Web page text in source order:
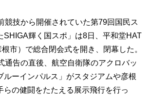
技から開催されていた第79回国民ス
SHIGA輝く国スポ」は8日、平和堂HAT
市）で総合閉会式を開き、閉幕した。
告の直後、航空自衛隊のアクロバッ
ルーインパルス」がスタジアムや彦根
らの健闘をたたえる展示飛行を行っ